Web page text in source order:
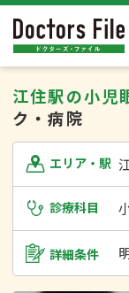
江住駅の小児
ク・病院
エリア・駅
診療科目
詳細条件